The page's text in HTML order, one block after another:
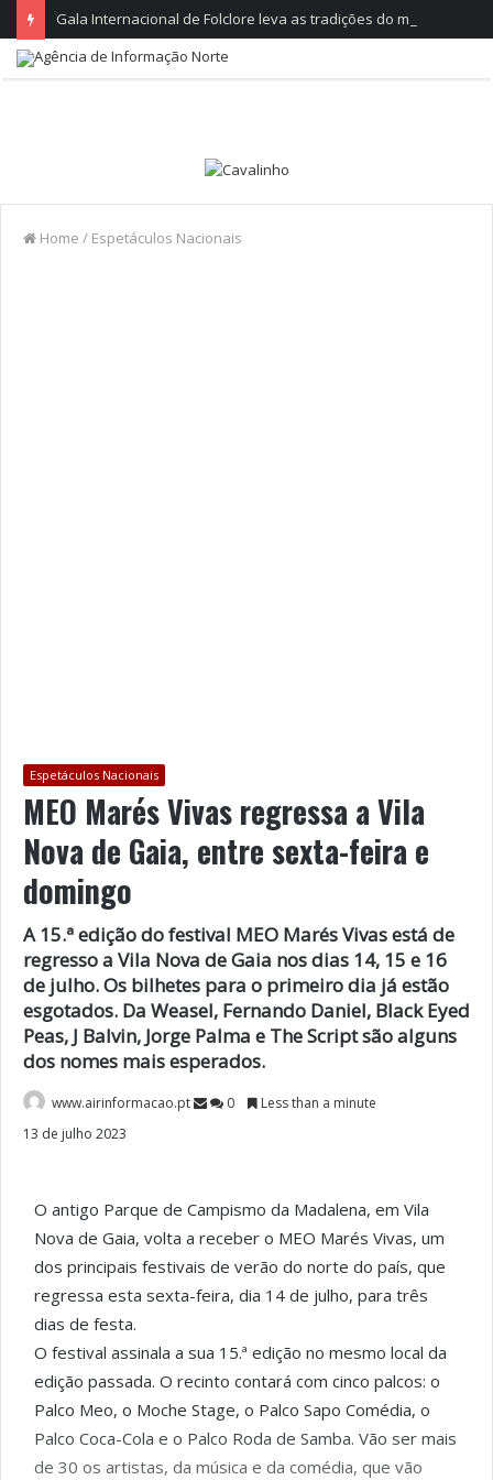
Home / Espetáculos Nacionais
Espetáculos Nacionais
MEO Marés Vivas regressa a Vila
Nova de Gaia, entre sexta-feira e
domingo
A 15.ª edição do festival MEO Marés Vivas está de
regresso a Vila Nova de Gaia nos dias 14, 15 e 16
de julho. Os bilhetes para o primeiro dia já estão
esgotados. Da Weasel, Fernando Daniel, Black Eyed
Peas, J Balvin, Jorge Palma e The Script são alguns
dos nomes mais esperados.
www.airinformacao.pt 0
Less than a minute
13 de julho 2023
O antigo Parque de Campismo da Madalena, em Vila
Nova de Gaia, volta a receber o MEO Marés Vivas, um
dos principais festivais de verão do norte do país, que
regressa esta sexta-feira, dia 14 de julho, para três
dias de festa.
O festival assinala a sua 15.ª edição no mesmo local da
edição passada. O recinto contará com cinco palcos: o
Palco Meo, o Moche Stage, o Palco Sapo Comédia, o
Palco Coca-Cola e o Palco Roda de Samba. Vão ser mais
de 30 os artistas, da música e da comédia, que vão